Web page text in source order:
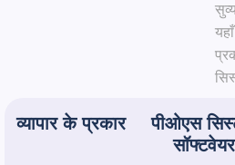
व्यापार के प्रकार
पीओएस
सॉफ्टवेयर